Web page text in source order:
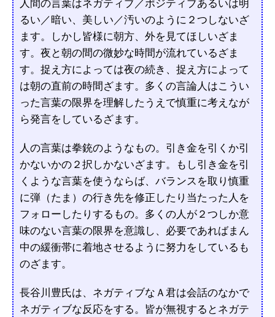
人間の言葉はネガティブ／ポジティブあるいは明
るい／暗い、美しい／汚いのように２つしないざ
ます。しかし皆様に朝方、外を見てほしいざま
す。夜と朝の間の微妙な時間が流れているざま
す。捉え方によっては夜の続き、捉え方によって
は朝の直前の時間ざます。多くの言論人はこうい
った言葉の限界を理解したうえで慎重に考えなが
ら発言をしているざます。
人の言葉は拳銃のようなもの。引き金を引くか引
かないかの２択しかないざます。もし引き金を引
くような言葉を使うならば、バランスを取り慎重
に弾（たま）の行き先を修正したり当たった人を
フォローしたりするもの。多くの人が２つしか意
味のない言葉の限界を意識し、必要であればまん
中の緩衝帯に着地させるように努力をしているも
のざます。
長谷川豊氏は、ネガティブなＡ君は会話のなかで
ネガティブな反応をする。皆が無視するとネガテ